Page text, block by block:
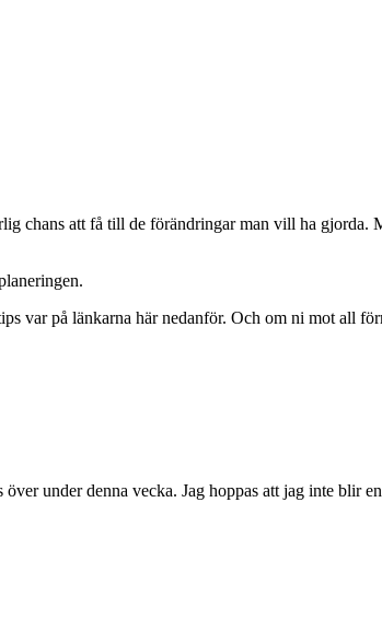
chans att få till de förändringar man vill ha gjorda.
var på länkarna här nedanför. Och om ni mot all
under denna vecka. Jag hoppas att jag inte blir